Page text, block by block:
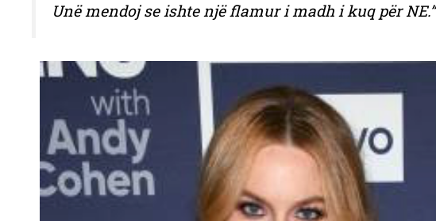
Unë mendoj se ishte një flamur i madh i kuq për NE.”